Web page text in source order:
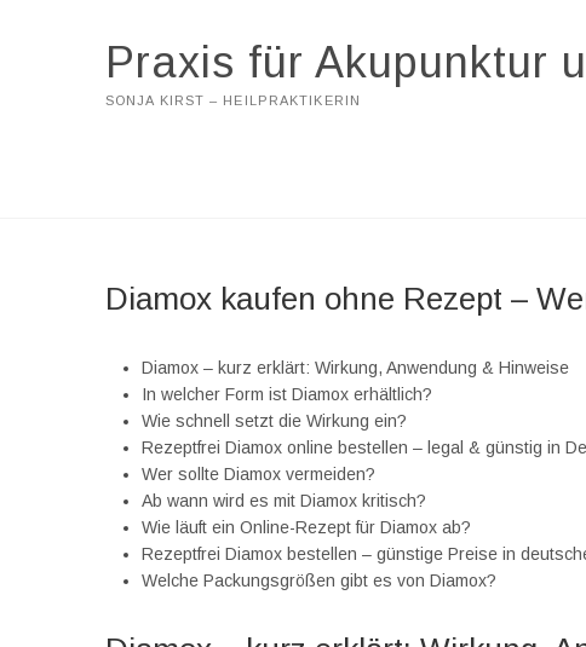
Praxis für Akupunktur
SONJA KIRST – HEILPRAKTIKERIN
Diamox kaufen ohne Rezept –
Diamox – kurz erklärt: Wirkung, Anwendung & Hinweise
In welcher Form ist Diamox erhältlich?
Wie schnell setzt die Wirkung ein?
Rezeptfrei Diamox online bestellen – legal & günstig in
Wer sollte Diamox vermeiden?
Ab wann wird es mit Diamox kritisch?
Wie läuft ein Online-Rezept für Diamox ab?
Rezeptfrei Diamox bestellen – günstige Preise in
Welche Packungsgrößen gibt es von Diamox?